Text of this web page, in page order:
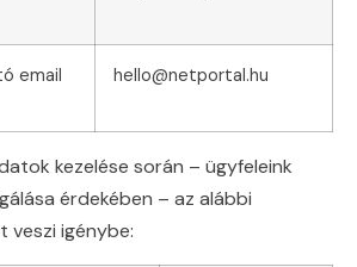
email
hello@netportal.hu
kezelése során – ügyfeleink
érdekében – az alábbi
igénybe: